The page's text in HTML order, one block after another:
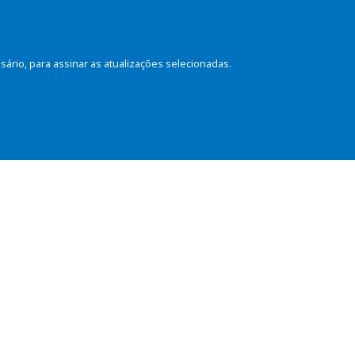
para assinar as atualizações selecionadas.